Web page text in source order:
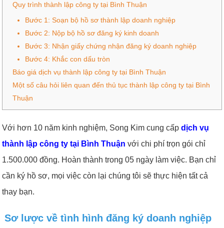
Quy trình thành lập công ty tại Bình Thuận
Bước 1: Soạn bộ hồ sơ thành lập doanh nghiệp
Bước 2: Nộp bộ hồ sơ đăng ký kinh doanh
Bước 3: Nhận giấy chứng nhận đăng ký doanh nghiệp
Bước 4: Khắc con dấu tròn
Báo giá dịch vụ thành lập công ty tại Bình Thuận
Một số câu hỏi liên quan đến thủ tục thành lập công ty tại Bình
Thuận
Với hơn 10 năm kinh nghiệm, Song Kim cung cấpdịch vụ
thành lập công ty tại Bình Thuận với chi phí trọn gói chỉ
1.500.000 đồng. Hoàn thành trong 05 ngày làm việc. Bạn chỉ
cần ký hồ sơ, mọi việc còn lại chúng tôi sẽ thực hiện tất cả
thay bạn.
Sơ lược về tình hình đăng ký doanh nghiệp